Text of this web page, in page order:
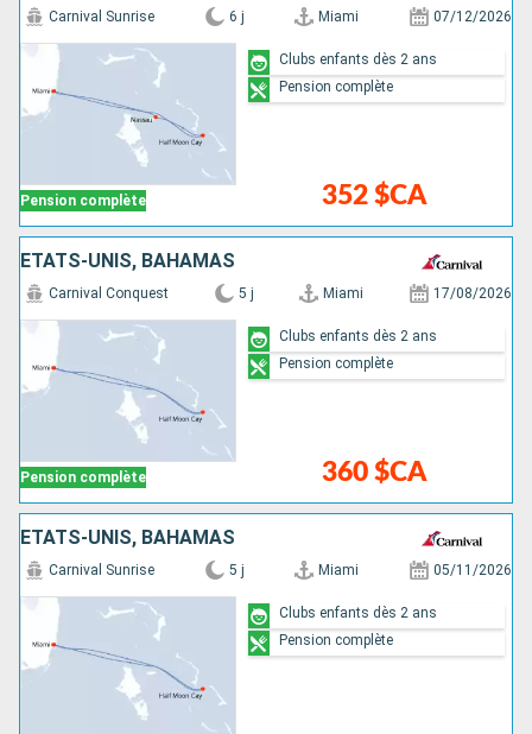
Pension complète
Carnival Sunrise 6 j Miami 07/12/2026
352 $CA
Clubs enfants dès 2 ans
Pension complète
ÉTATS-UNIS, BAHAMAS
Pension complète
Carnival Conquest 5 j Miami 17/08/2026
360 $CA
Clubs enfants dès 2 ans
Pension complète
ÉTATS-UNIS, BAHAMAS
Carnival Sunrise 5 j Miami 05/11/2026
Clubs enfants dès 2 ans
Pension complète